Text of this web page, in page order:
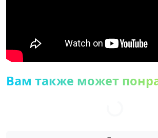
Вам также может